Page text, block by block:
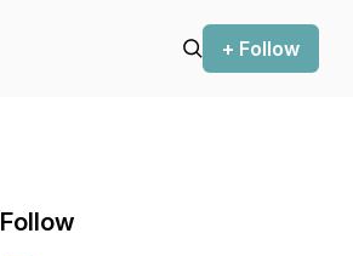
+ Follow
Follow